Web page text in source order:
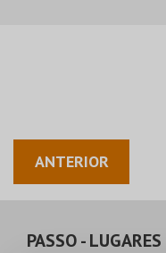
ANTERIOR
PASSO- LUGARES